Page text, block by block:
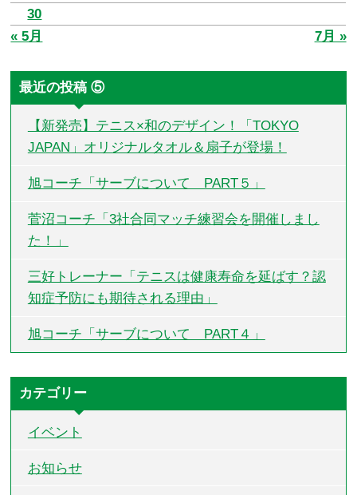
30
« 5月
7月 »
最近の投稿 ⑤
【新発売】テニス×和のデザイン！「TOKYO
JAPAN」オリジナルタオル＆扇子が登場！
旭コーチ「サーブについて PART５」
菅沼コーチ「3社合同マッチ練習会を開催しまし
た！」
三好トレーナー「テニスは健康寿命を延ばす？認
知症予防にも期待される理由」
旭コーチ「サーブについて PART４」
カテゴリー
イベント
お知らせ